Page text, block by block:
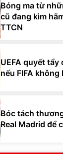
Bóng ma từ
cũ đang kìm
TTCN
UEFA quyết tẩy
nếu FIFA
Bóc tách
Real Madrid để